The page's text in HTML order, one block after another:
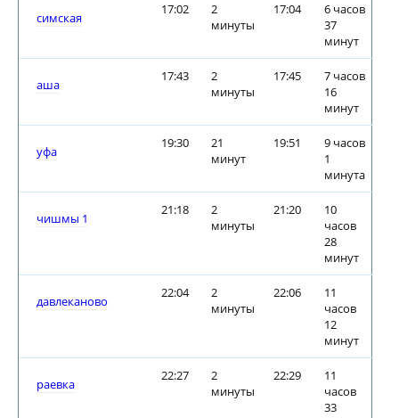
симская
17:02
2
минуты
17:04
6 часов
37
минут
аша
17:43
2
минуты
17:45
7 часов
16
минут
уфа
19:30
21
минут
19:51
9 часов
1
минута
чишмы 1
21:18
2
минуты
21:20
10
часов
28
минут
давлеканово
22:04
2
минуты
22:06
11
часов
12
минут
раевка
22:27
2
минуты
22:29
11
часов
33